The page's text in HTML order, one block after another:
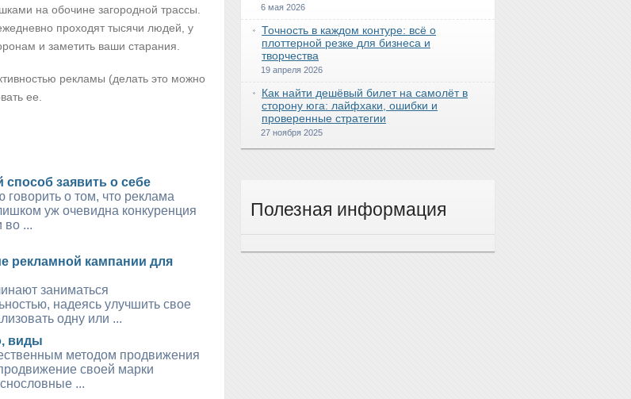
на обочине загородной трассы.
проходят тысячи людей, у
и заметить ваши старания.
рекламы (делать это можно
ее.
заявить о себе
о том, что реклама
уж очевидна конкуренция
во ...
рекламной кампании для
заниматься
надеясь улучшить свое
одну или ...
виды
методом продвижения
своей марки
...
6 мая 2026
Точность в каждом контуре: всё о
плоттерной резке для бизнеса и
творчества
19 апреля 2026
Как найти дешёвый билет на самолёт в
сторону юга: лайфхаки, ошибки и
проверенные стратегии
27 ноября 2025
Полезная информация